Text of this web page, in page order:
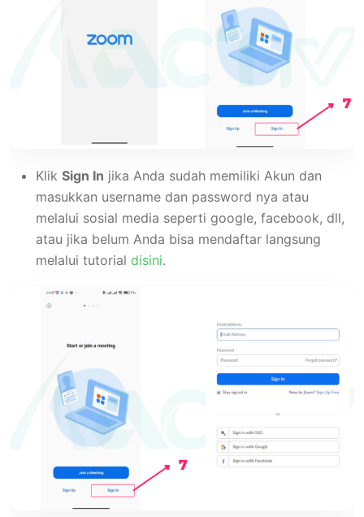
Klik Sign In jika Anda sudah memiliki Akun dan
masukkan username dan password nya atau
melalui sosial media seperti google, facebook, dll,
atau jika belum Anda bisa mendaftar langsung
melalui tutorial disini.